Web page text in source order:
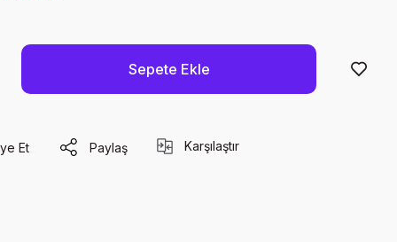
Sepete Ekle
Et Paylaş Karşılaştır